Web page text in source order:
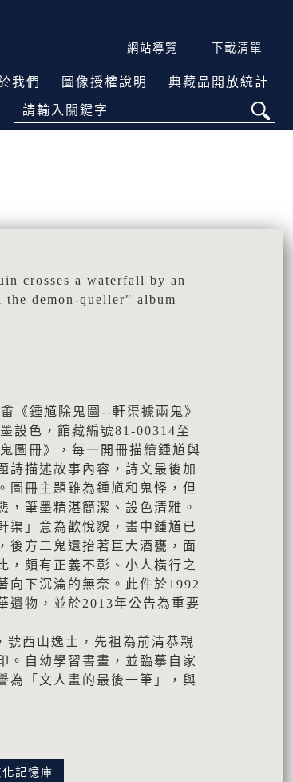
網站導覽 下載清單
我們 圖像授權說明 典藏品開放統計
請輸入關鍵字
crosses a waterfall by an
demon-queller" album
《鍾馗除鬼圖--軒渠據兩鬼》
設色，館藏編號81-00314至
圖冊》，每一開冊描繪鍾馗與
詩描述故事內容，詩文最後加
圖冊主題雖為鍾馗和鬼怪，但
，筆墨精湛簡潔、設色清雅。
渠」意為歡悅貌，畫中鍾馗已
後方二鬼還抬著巨大酒甕，面
，頗有正義不彰、小人橫行之
向下沉淪的無奈。此件於1992
遺物，並於2013年公告為重要
號西山逸士，先祖為前清恭親
。自幼學習書畫，並臨摹自家
為「文人畫的最後一筆」，與
化記憶庫